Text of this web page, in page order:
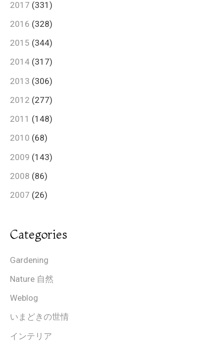
2017 (331)
2016 (328)
2015 (344)
2014 (317)
2013 (306)
2012 (277)
2011 (148)
2010 (68)
2009 (143)
2008 (86)
2007 (26)
Categories
Gardening
Nature 自然
Weblog
いまどきの世情
インテリア